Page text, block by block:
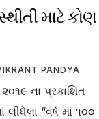
માટે કોણ
PANDYĀ
ના પ્રકાશિત
“વર્ષ માં ૧૦૦